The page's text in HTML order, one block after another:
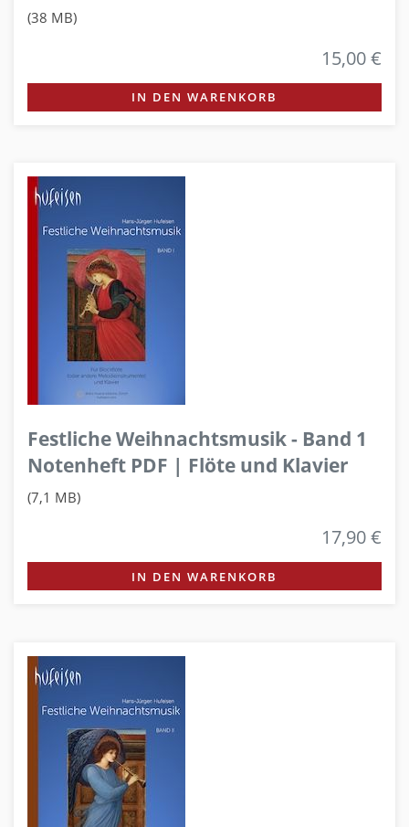
(38 MB)
15,00 €
IN DEN WARENKORB
Festliche Weihnachtsmusik - Band 1
Notenheft PDF | Flöte und Klavier
(7,1 MB)
17,90 €
IN DEN WARENKORB